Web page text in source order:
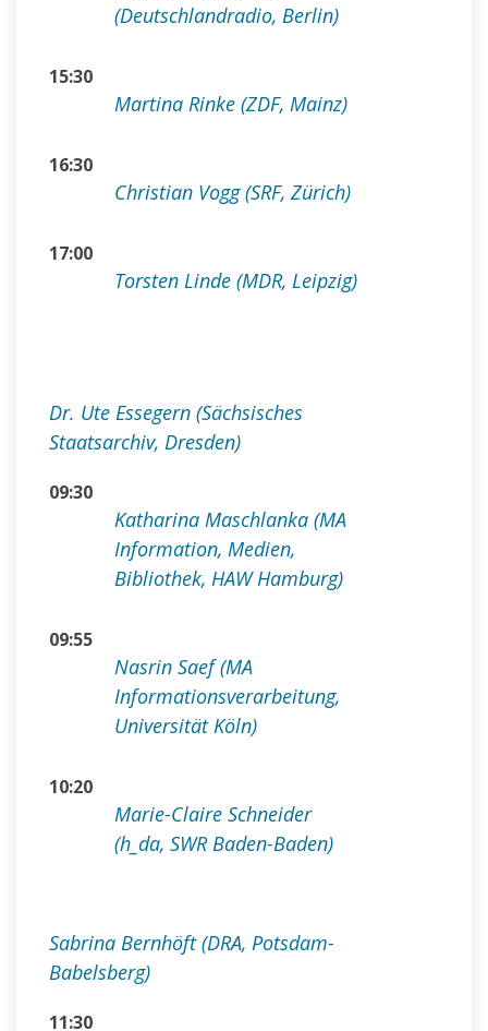
(Deutschlandradio, Berlin)
15:30
Martina Rinke (ZDF, Mainz)
16:30
Christian Vogg (SRF, Zürich)
17:00
Torsten Linde (MDR, Leipzig)
Dr. Ute Essegern (Sächsisches
Staatsarchiv, Dresden)
09:30
Katharina Maschlanka (MA
Information, Medien,
Bibliothek, HAW Hamburg)
09:55
Nasrin Saef (MA
Informationsverarbeitung,
Universität Köln)
10:20
Marie-Claire Schneider
(h_da, SWR Baden-Baden)
Sabrina Bernhöft (DRA, Potsdam-
Babelsberg)
11:30